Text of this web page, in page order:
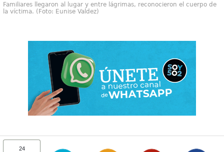
Familiares llegaron al lugar y entre lágrimas, reconocieron el cuerpo de
la víctima. (Foto: Eunise Valdez)
24